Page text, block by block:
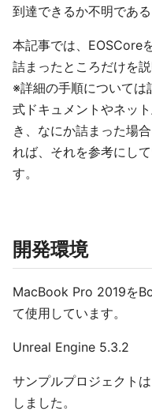
到達できるか不明であ
本記事では、EOSCore
詰まったところだけを説
※詳細の手順については
式ドキュメントやネッ
き、なにか詰まった場
れば、それを参考にし
す。
開発環境
MacBook Pro 2019を
て使用しています。
Unreal Engine 5.3.2
サンプルプロジェクト
しました。